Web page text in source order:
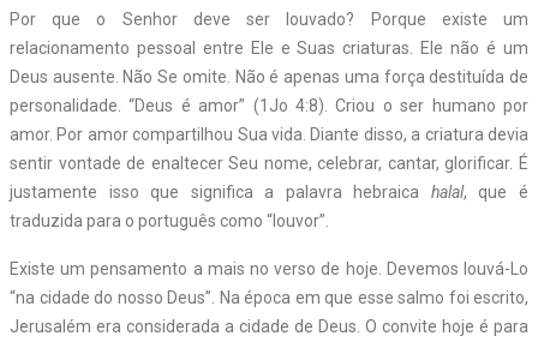
Por que o Senhor deve ser louvado? Porque existe um
relacionamento pessoal entre Ele e Suas criaturas. Ele não é um
Deus ausente. Não Se omite. Não é apenas uma força destituída de
personalidade. “Deus é amor” (1Jo 4:8). Criou o ser humano por
amor. Por amor compartilhou Sua vida. Diante disso, a criatura devia
sentir vontade de enaltecer Seu nome, celebrar, cantar, glorificar. É
justamente isso que significa a palavra hebraica halal, que é
traduzida para o português como “louvor”.
Existe um pensamento a mais no verso de hoje. Devemos louvá-Lo
“na cidade do nosso Deus”. Na época em que esse salmo foi escrito,
Jerusalém era considerada a cidade de Deus. O convite hoje é para